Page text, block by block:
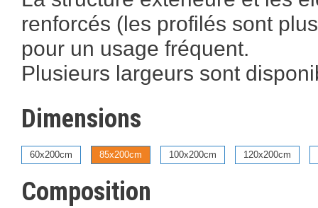
renforcés (les profilés sont
pour un usage fréquent.
Plusieurs largeurs sont
Dimensions
60x200cm 85x200cm 100x200cm 120x200cm
Composition